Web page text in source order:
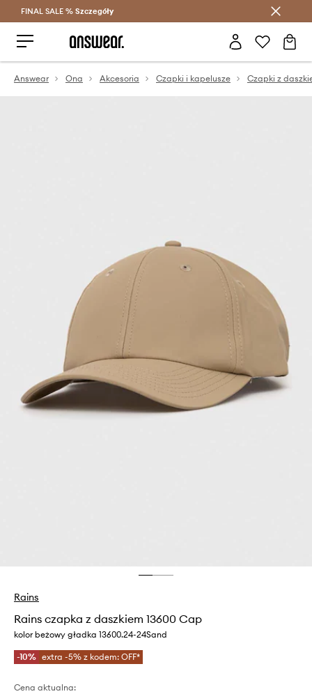
Oszczędzaj z Answear Club >
FINAL SALE % Szczegóły
Answear Ona Akcesoria Czapki i kapelusze Czapki z
Rains
Rains czapka z daszkiem 13600 Cap
kolor beżowy gładka 13600.24-24Sand
-10% extra -5% z kodem: OFF*
Cena aktualna: